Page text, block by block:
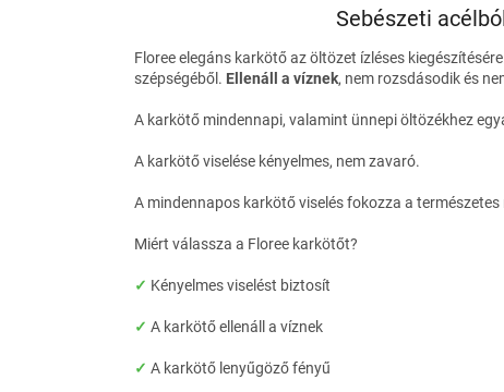
Sebészeti
Floreeelegáns karkötő az öltözet ízléses
szépségéből. Ellenáll a víznek, nem rozsdásodik és
A karkötő mindennapi, valamint ünnepi öltözékhez
A karkötő viselése kényelmes, nem zavaró.
A mindennapos karkötő viselés fokozza a
Miért válassza a Floree karkötőt?
✓ Kényelmes viselést biztosít
✓ A karkötő ellenáll a víznek
✓ A karkötő lenyűgöző fényű